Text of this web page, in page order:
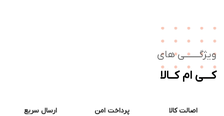
های
ام کــالا
اصالت کالا پرداخت امن ارسال سریع